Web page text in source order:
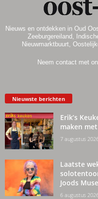
Nieuws en ontdekken in Oud
Zeeburgereiland,
Nieuwmarktbuurt,
Neem contact met
Nieuwste berichten
Erik’s
maken
7 augustus
Laatste
Joods
6 augustus